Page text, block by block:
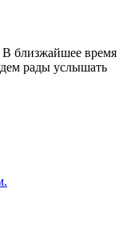
В близжайшее время
рады услышать